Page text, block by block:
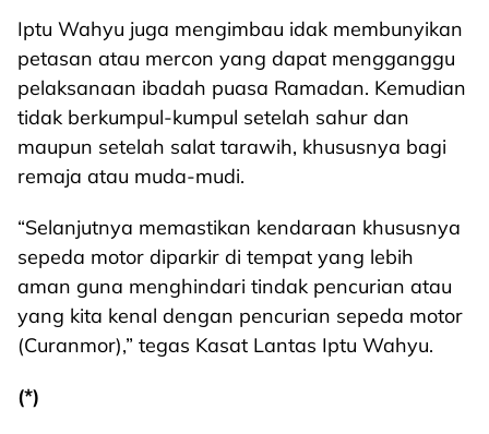
Iptu Wahyu juga mengimbau idak membunyikan
petasan atau mercon yang dapat mengganggu
pelaksanaan ibadah puasa Ramadan. Kemudian
tidak berkumpul-kumpul setelah sahur dan
maupun setelah salat tarawih, khususnya bagi
remaja atau muda-mudi.
“Selanjutnya memastikan kendaraan khususnya
sepeda motor diparkir di tempat yang lebih
aman guna menghindari tindak pencurian atau
yang kita kenal dengan pencurian sepeda motor
(Curanmor),” tegas Kasat Lantas Iptu Wahyu.
(*)